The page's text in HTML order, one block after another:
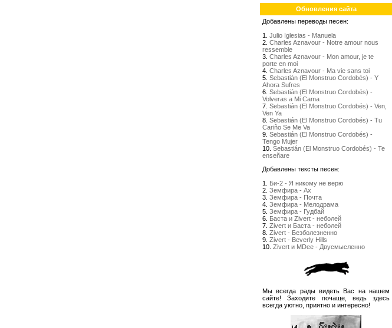
Обновления сайта
Добавлены переводы песен:
1. Julio Iglesias - Manuela
2. Charles Aznavour - Notre amour nous
ressemble
3. Charles Aznavour - Mon amour, je te
porte en moi
4. Charles Aznavour - Ma vie sans toi
5. Sebastián (El Monstruo Cordobés) - Y
Ahora Sufres
6. Sebastián (El Monstruo Cordobés) -
Volveras a Mi Cama
7. Sebastián (El Monstruo Cordobés) - Ven,
Ven Ya
8. Sebastián (El Monstruo Cordobés) - Tu
Cariño Se Me Va
9. Sebastián (El Monstruo Cordobés) -
Tengo Mujer
10. Sebastián (El Monstruo Cordobés) - Te
enseñare
Добавлены тексты песен:
1. Би-2 - Я никому не верю
2. Земфира - Ах
3. Земфира - Почта
4. Земфира - Мелодрама
5. Земфира - Гудбай
6. Баста и Zivert - неболей
7. Zivert и Баста - неболей
8. Zivert - Безболезненно
9. Zivert - Beverly Hills
10. Zivert и MDee - Двусмысленно
Мы всегда рады видеть Вас на нашем
сайте! Заходите почаще, ведь здесь
всегда уютно, приятно и интересно!